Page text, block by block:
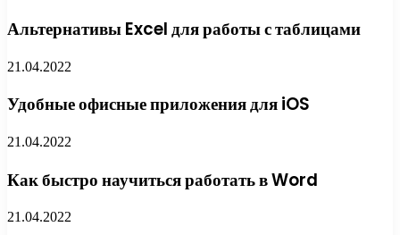
Альтернативы Excel для работы с таблицами
21.04.2022
Удобные офисные приложения для iOS
21.04.2022
Как быстро научиться работать в Word
21.04.2022